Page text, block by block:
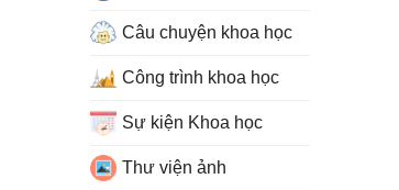
Câu chuyện khoa học
Công trình khoa học
Sự kiện Khoa học
Thư viện ảnh